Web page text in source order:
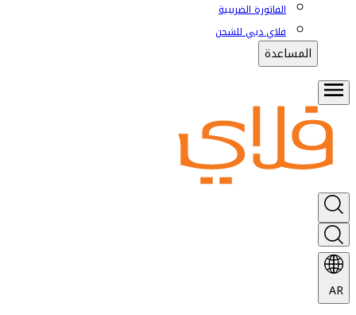
الفاتورة الضريبية
فلاي دبي للشحن
المساعدة
AR